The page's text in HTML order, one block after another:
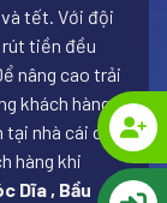
tết. Với đội
rút tiền đều
nâng cao trải
khách hàng.
tại nhà cái có
hàng khi
Dĩa , Bầu